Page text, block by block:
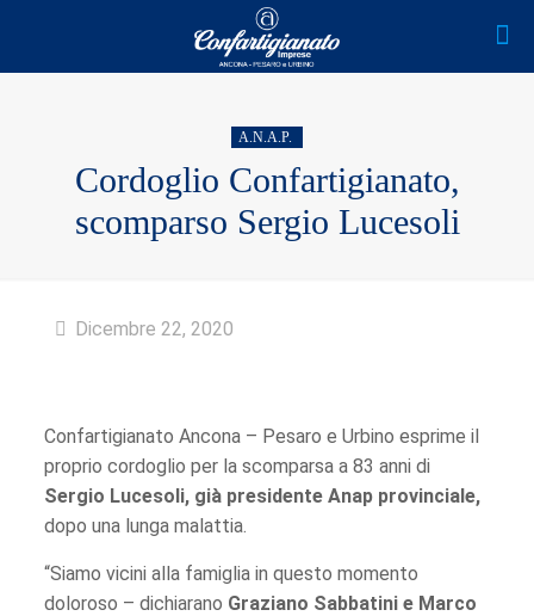
A.N.A.P.
Cordoglio Confartigianato,
scomparso Sergio Lucesoli
Dicembre 22, 2020
Confartigianato Ancona – Pesaro e Urbino esprime il
proprio cordoglio per la scomparsa a 83 anni di
Sergio Lucesoli, già presidente Anap provinciale,
dopo una lunga malattia.
“Siamo vicini alla famiglia in questo momento
doloroso – dichiarano Graziano Sabbatini e Marco